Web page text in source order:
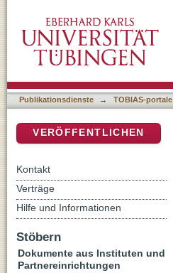
Publikationsdienste → TOBIAS-portale
VERÖFFENTLICHEN
Kontakt
Verträge
Hilfe und Informationen
Stöbern
Dokumente aus Instituten und
Partnereinrichtungen